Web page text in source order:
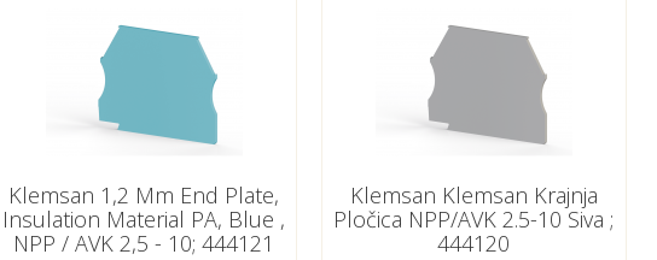
Klemsan 1,2 Mm End Plate,
Insulation Material PA, Blue ,
NPP / AVK 2,5 - 10; 444121
Klemsan Klemsan Krajnja
Pločica NPP/AVK 2.5-10 Siva ;
444120